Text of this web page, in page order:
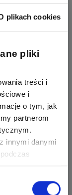
plikach cookies
pliki
treści i
i
o tym, jak
partnerom
innymi danymi
możemy
będzie
znajduje się
cewki 230 V
praca będzie
np. do
w katalogu,